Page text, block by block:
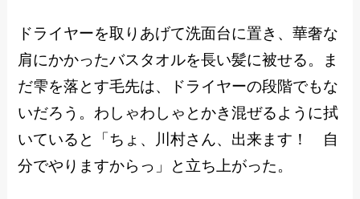
ドライヤーを取りあげて洗面台に置き、華奢な
肩にかかったバスタオルを長い髪に被せる。ま
だ雫を落とす毛先は、ドライヤーの段階でもな
いだろう。わしゃわしゃとかき混ぜるように拭
いていると「ちょ、川村さん、出来ます！ 自
分でやりますからっ」と立ち上がった。